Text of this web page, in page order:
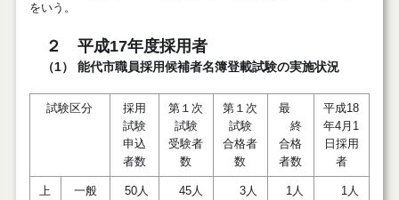
をいう。
２ 平成17年度採用者
（1） 能代市職員採用候補者名簿登載試験の実施状況
試験区分
採用
試験
申込
者数
第１次
試験
受験者
数
第１次
試験
合格者
数
最
終
合格
者数
平成18
年4月1
日採用
者
上
一般
50人 45人 3人 1人 1人